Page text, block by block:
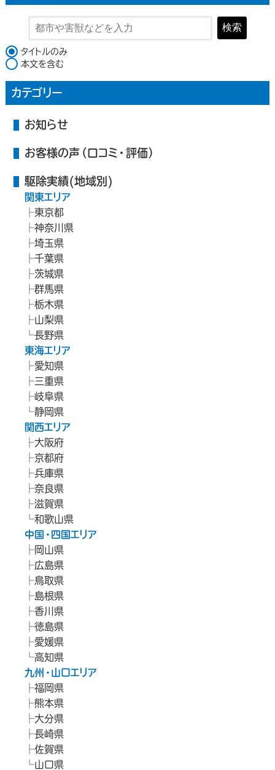
検索
検索対象
タイトルのみ
本文を含む
カテゴリー
お知らせ
お客様の声（口コミ・評価）
駆除実績(地域別)
関東エリア
東京都
神奈川県
埼玉県
千葉県
茨城県
群馬県
栃木県
山梨県
長野県
東海エリア
愛知県
三重県
岐阜県
静岡県
関西エリア
大阪府
京都府
兵庫県
奈良県
滋賀県
和歌山県
中国・四国エリア
岡山県
広島県
鳥取県
島根県
香川県
徳島県
愛媛県
高知県
九州・山口エリア
福岡県
熊本県
大分県
長崎県
佐賀県
山口県